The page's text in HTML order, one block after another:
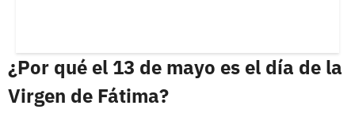
¿Por qué el 13 de mayo es el día de la
Virgen de Fátima?